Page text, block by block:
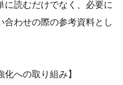
に読むだけでなく、必要に
合わせの際の参考資料とし
化への取り組み】